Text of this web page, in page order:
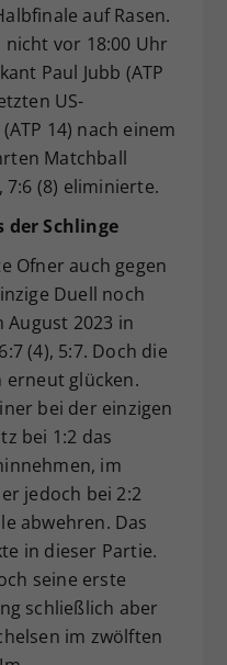
auf Rasen.
vor 18:00 Uhr
Paul Jubb (ATP
US-
14) nach einem
Matchball
7:6 (8) eliminierte.
der Schlinge
Ofner auch gegen
Duell noch
August 2023 in
(4), 5:7. Doch die
erneut glücken.
bei der einzigen
bei 1:2 das
im
jedoch bei 2:2
abwehren. Das
in dieser Partie.
seine erste
schließlich aber
im zwölften